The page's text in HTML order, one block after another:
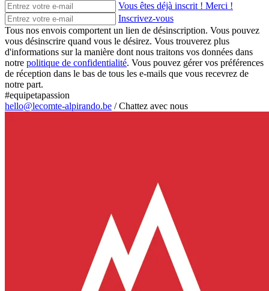
Vous êtes déjà inscrit ! Merci !
Inscrivez-vous
Tous nos envois comportent un lien de désinscription. Vous pouvez
vous désinscrire quand vous le désirez. Vous trouverez plus
d'informations sur la manière dont nous traitons vos données dans
notre politique de confidentialité. Vous pouvez gérer vos préférences
de réception dans le bas de tous les e-mails que vous recevrez de
notre part.
#equipetapassion
hello@lecomte-alpirando.be /Chattez avec nous